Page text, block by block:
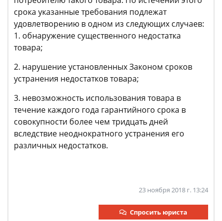
срока указанные требования подлежат
удовлетворению в одном из следующих случаев:
обнаружение существенного недостатка
товара;
нарушение установленных Законом сроков
устранения недостатков товара;
невозможность использования товара в
течение каждого года гарантийного срока в
совокупности более чем тридцать дней
вследствие неоднократного устранения его
различных недостатков.
23 ноября 2018 г. 13:24
Спросить юриста